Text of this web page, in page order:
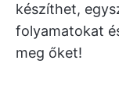
készíthet,
folyamatokat
meg őket!